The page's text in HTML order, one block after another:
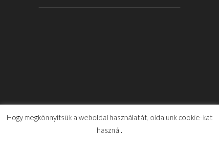
Hogy megkönnyítsük a weboldal használatát, oldalunk cookie-kat
használ.